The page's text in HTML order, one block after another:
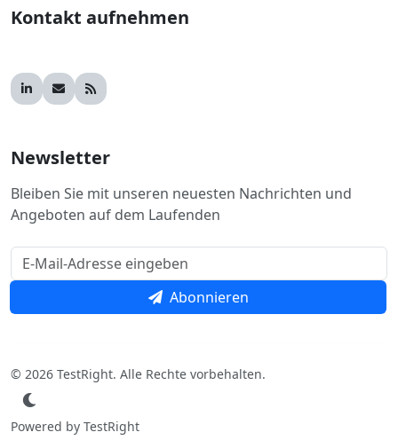
Kontakt aufnehmen
Newsletter
Bleiben Sie mit unseren neuesten Nachrichten und
Angeboten auf dem Laufenden
Abonnieren
© 2026 TestRight. Alle Rechte vorbehalten.
Powered by TestRight